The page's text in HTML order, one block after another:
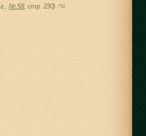
г.,№ 58, cтр. 230)